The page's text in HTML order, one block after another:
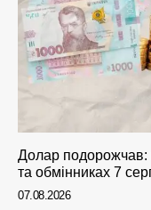
Долар подорожчав:
та обмінниках 7
07.08.2026